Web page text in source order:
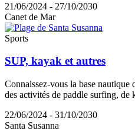
21/06/2024 - 27/10/2030
Canet de Mar
Sports
SUP, kayak et autres
Connaissez-vous la base nautique
des activités de paddle surfing, de
22/06/2024 - 31/10/2030
Santa Susanna